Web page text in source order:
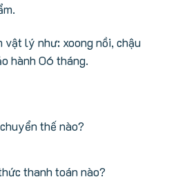
vật lý như: xoong nồi, chậu
hành 06 tháng.
thế nào?
thanh toán nào?